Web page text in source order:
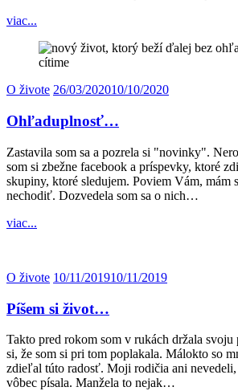
viac...
O živote 26/03/202010/10/2020
Ohľaduplnosť…
Zastavila som sa a pozrela si "novinky".
som si zbežne facebook a príspevky, ktoré
skupiny, ktoré sledujem. Poviem Vám, mám
nechodiť. Dozvedela som sa o nich…
viac...
O živote 10/11/201910/11/2019
Píšem si život…
Takto pred rokom som v rukách držala svoju
si, že som si pri tom poplakala. Málokto so
zdieľal túto radosť. Moji rodičia ani nevedeli,
vôbec písala. Manžela to nejak…